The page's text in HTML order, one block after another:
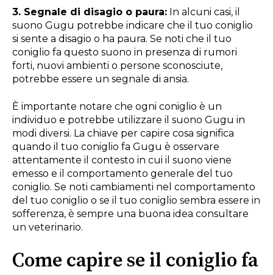
3. Segnale di disagio o paura: In alcuni casi, il
suono Gugu potrebbe indicare che il tuo coniglio
si sente a disagio o ha paura. Se noti che il tuo
coniglio fa questo suono in presenza di rumori
forti, nuovi ambienti o persone sconosciute,
potrebbe essere un segnale di ansia.
È importante notare che ogni coniglio è un
individuo e potrebbe utilizzare il suono Gugu in
modi diversi. La chiave per capire cosa significa
quando il tuo coniglio fa Gugu è osservare
attentamente il contesto in cui il suono viene
emesso e il comportamento generale del tuo
coniglio. Se noti cambiamenti nel comportamento
del tuo coniglio o se il tuo coniglio sembra essere in
sofferenza, è sempre una buona idea consultare
un veterinario.
Come capire se il coniglio fa